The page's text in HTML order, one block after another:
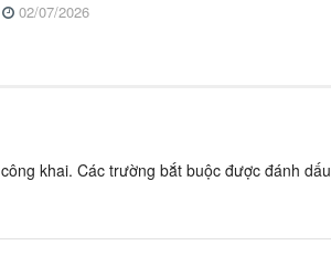
02/07/2026
khai. Các trường bắt buộc được đánh dấu